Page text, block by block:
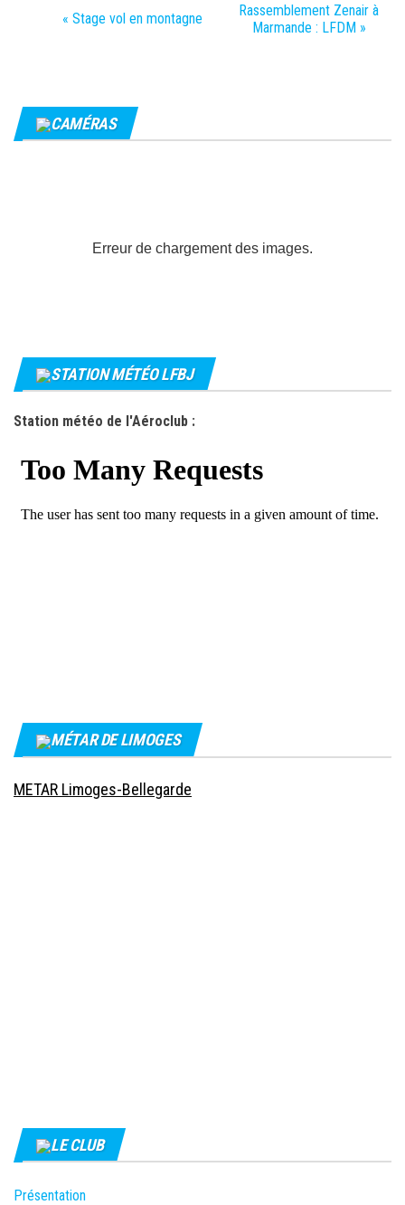
g
a
m
e
n
« Stage vol en montagne
Rassemblement Zenair à
Marmande : LFDM »
CAMÉRAS
Erreur de chargement des images.
STATION MÉTÉO LFBJ
Station météo de l'Aéroclub :
MÉTAR DE LIMOGES
METAR Limoges-Bellegarde
LE CLUB
Présentation